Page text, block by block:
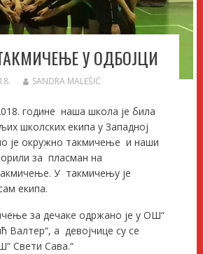
У ОДБОЈЦИ
SANDRA MALEŠIĆ
године наша школа је била
школских екипа у Западној
је окружно такмичење и наши
за пласман на
У такмичењу је
екипа.
за дечаке одржано је у ОШ“
Валтер“, а девојчице су се
Свети Сава.“